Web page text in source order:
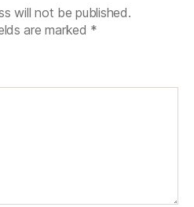
will not be published.
are marked *